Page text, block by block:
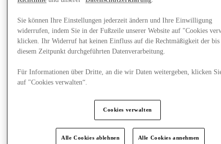
Restaurants
Sie können Ihre Einstellungen jederzeit ändern und Ihre Einwilligung
widerrufen, indem Sie in der Fußzeile unserer Website auf "Cookies
klicken. Ihr Widerruf hat keinen Einfluss auf die Rechtmäßigkeit der bis
diesem Zeitpunkt durchgeführten Datenverarbeitung.
Für Informationen über Dritte, an die wir Daten weitergeben, klicken
auf "Cookies verwalten“.
Cookies verwalten
Alle Cookies ablehnen Alle Cookies annehmen